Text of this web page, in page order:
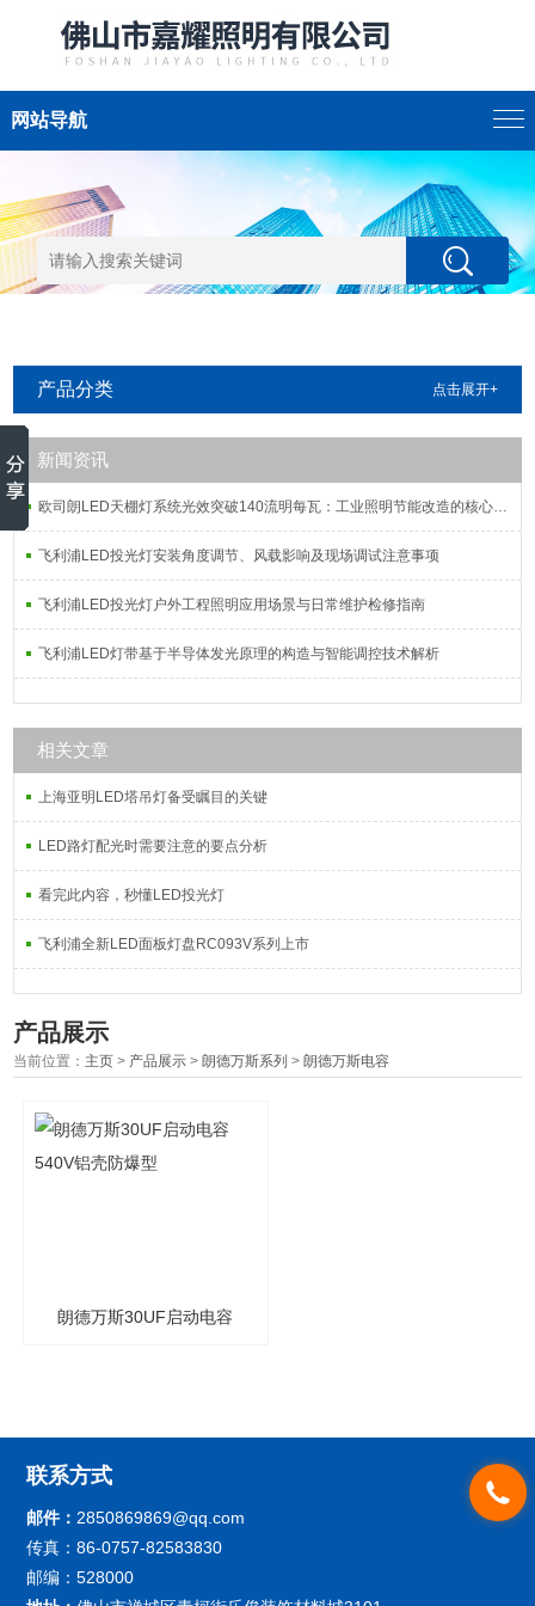
网站导航
产品分类 点击展开+
新闻资讯
欧司朗LED天棚灯系统光效突破140流明每瓦：工业照明节能改造的核心指标解析
飞利浦LED投光灯安装角度调节、风载影响及现场调试注意事项
飞利浦LED投光灯户外工程照明应用场景与日常维护检修指南
飞利浦LED灯带基于半导体发光原理的构造与智能调控技术解析
相关文章
上海亚明LED塔吊灯备受瞩目的关键
LED路灯配光时需要注意的要点分析
看完此内容，秒懂LED投光灯
飞利浦全新LED面板灯盘RC093V系列上市
产品展示
当前位置： 主页 > 产品展示 >朗德万斯系列 >朗德万斯电容
朗德万斯30UF启动电容
联系方式
邮件： 2850869869@qq.com
传真：86-0757-82583830
邮编：528000